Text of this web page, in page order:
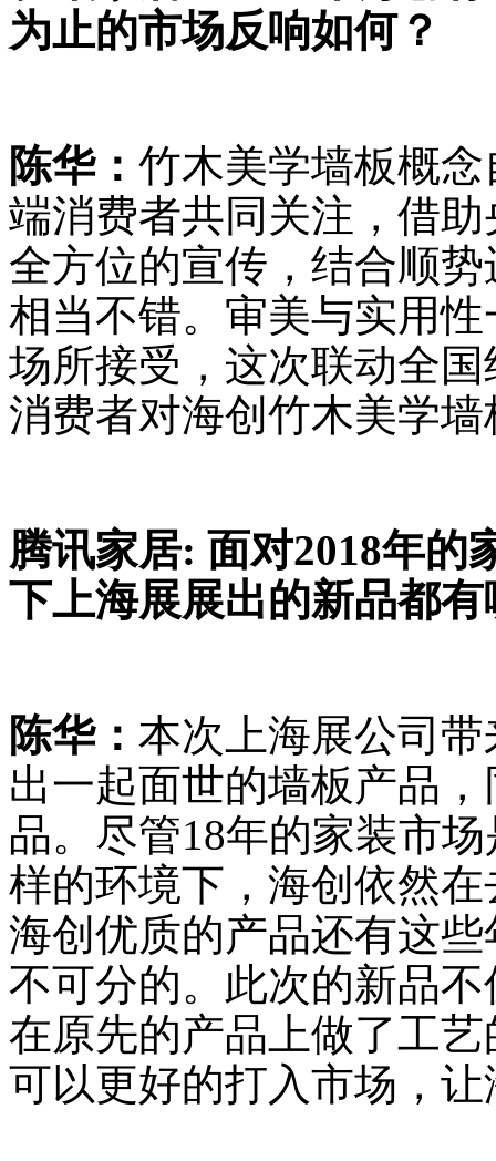
为止的市场反响如何？
陈华： 竹木美学墙板概
端消费者共同关注，借
全方位的宣传，结合顺
相当不错。审美与实用
场所接受，这次联动全
消费者对海创竹木美学
腾讯家居: 面对2018年的
下上海展展出的新品都
陈华： 本次上海展公司
出一起面世的墙板产品
品。尽管18年的家装市
样的环境下，海创依然
海创优质的产品还有这
不可分的。此次的新品
在原先的产品上做了工
可以更好的打入市场，